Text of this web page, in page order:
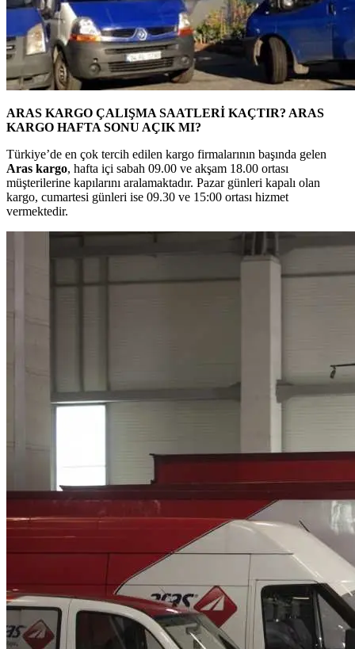
ARAS KARGO ÇALIŞMA SAATLERİ KAÇTIR? ARAS
KARGO HAFTA SONU AÇIK MI?
Türkiye’de en çok tercih edilen kargo firmalarının başında gelen
Aras kargo, hafta içi sabah 09.00 ve akşam 18.00 ortası
müşterilerine kapılarını aralamaktadır. Pazar günleri kapalı olan
kargo, cumartesi günleri ise 09.30 ve 15:00 ortası hizmet
vermektedir.